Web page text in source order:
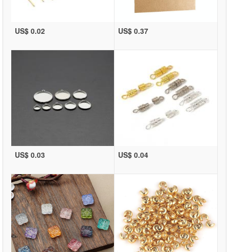
US$ 0.02 US$ 0.37
US$ 0.03 US$ 0.04